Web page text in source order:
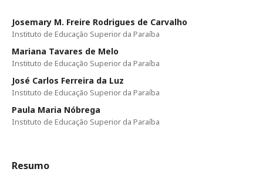
Josemary M. Freire Rodrigues de Carvalho
Instituto de Educação Superior da Paraíba
Mariana Tavares de Melo
Instituto de Educação Superior da Paraíba
José Carlos Ferreira da Luz
Instituto de Educação Superior da Paraíba
Paula Maria Nóbrega
Instituto de Educação Superior da Paraíba
Resumo